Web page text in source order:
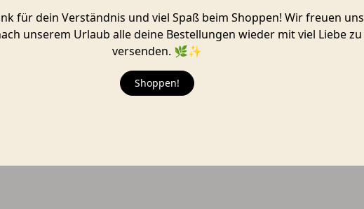
für dein Verständnis und viel Spaß beim Shoppen! Wir freuen uns
unserem Urlaub alle deine Bestellungen wieder mit viel Liebe zu
versenden. 🌿✨
Shoppen!
|
9,99
Anhänger | Mögen deine Wünsche
in Erfüllung gehen
Räder